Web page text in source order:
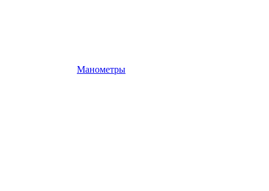
Манометры